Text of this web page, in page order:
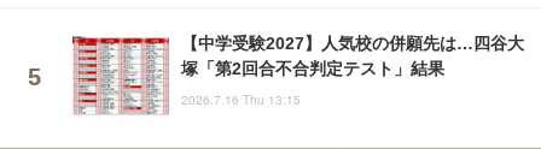
【中学受験2027】人気校の併願先は…四谷大
塚「第2回合不合判定テスト」結果
2026.7.16 Thu 13:15